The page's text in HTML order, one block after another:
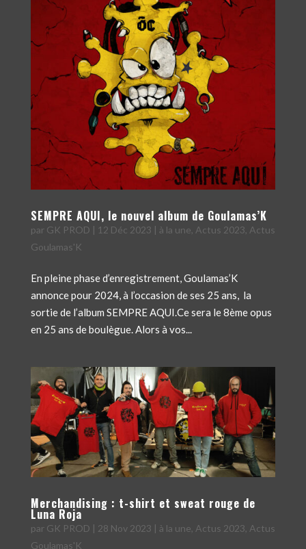
SEMPRE AQUI, le nouvel album de Goulamas’K
par GK PROD | 12 Déc 2023 | à la une Actus 2023 Actus
Goulamas'K
En pleine phase d’enregistrement, Goulamas’K
annonce pour 2024, à l’occasion de ses 25 ans, la
sortie de l’album SEMPRE AQUI.Ce sera le 8ème opus
en 25 ans de boulègue. Alors à vos...
Merchandising : t-shirt et sweat rouge de
Luna Roja
par GK PROD | 28 Nov 2023 | à la une Actus 2023 Actus
Goulamas'K